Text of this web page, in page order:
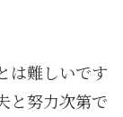
は難しいです
と努力次第で